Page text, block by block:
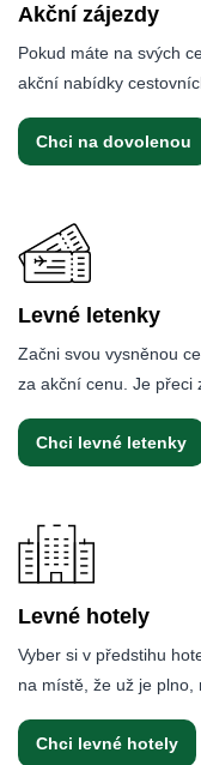
Akční zájezdy
Pokud máte na svých
akční nabídky
Chci na dovolenou
Levné letenky
Začni svou vysněnou
za akční cenu. Je přeci
Chci levné letenky
Levné hotely
Vyber si v předstihu
na místě, že už je plno,
Chci levné hotely